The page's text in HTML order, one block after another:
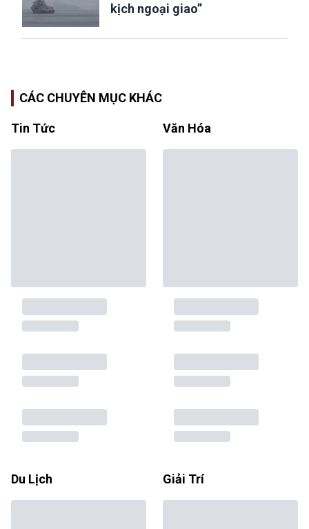
kịch ngoại giao”
CÁC CHUYÊN MỤC KHÁC
Tin Tức Văn Hóa
Du Lịch Giải Trí